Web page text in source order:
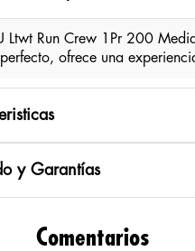
Ltwt Run Crew 1Pr 200
ofrece una
y Garantías
Comentarios